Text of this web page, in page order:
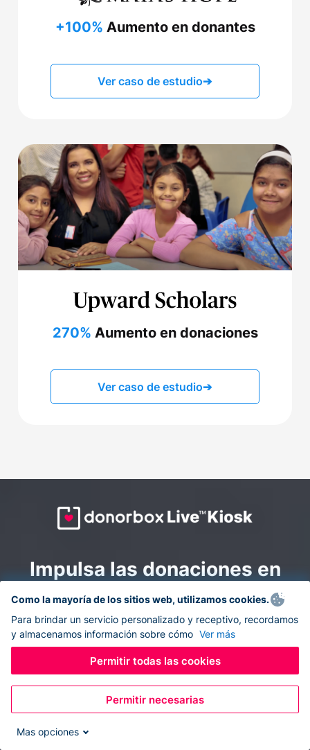
+100% Aumento en donantes
Ver caso de estudio➔
270% Aumento en donaciones
Ver caso de estudio➔
Impulsa las donaciones en
todas partes: combina la
recaudación de fondos en
línea y en el sitio con
Donorbox Live Kiosk.
Convierte tu tableta en un quiosco de donaciones y
recolecta donaciones sin efectivo durante eventos, en
Como la mayoría de los sitios web, utilizamos cookies.
Para brindar un servicio personalizado y receptivo, recordamos
y almacenamos información sobre cómo Ver más
Permitir todas las cookies
Permitir necesarias
Mas opciones